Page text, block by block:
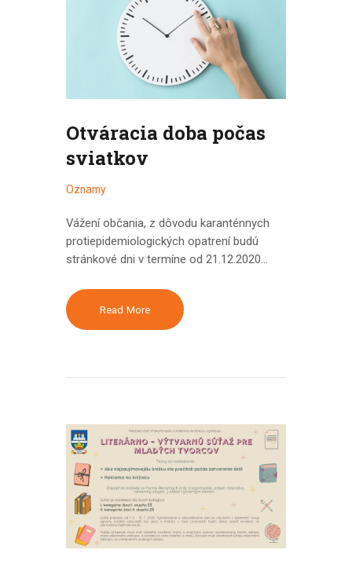
Otváracia doba počas
sviatkov
Oznamy
Vážení občania, z dôvodu karanténnych
protiepidemiologických opatrení budú
stránkové dni v termíne od 21.12.2020…
Read More